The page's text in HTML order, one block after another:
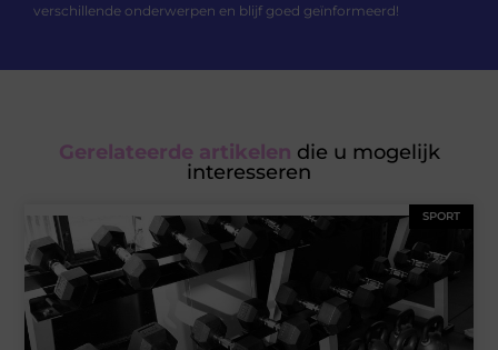
verschillende onderwerpen en blijf goed geïnformeerd!
Gerelateerde artikelen die u mogelijk
interesseren
SPORT